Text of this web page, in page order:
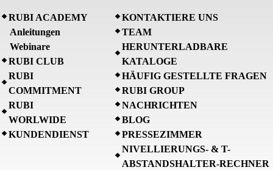
RUBI ACADEMY
Anleitungen
Webinare
RUBI CLUB
RUBI
COMMITMENT
RUBI
WORLWIDE
KUNDENDIENST
KONTAKTIERE UNS
TEAM
HERUNTERLADBARE
KATALOGE
HÄUFIG GESTELLTE FRAGEN
RUBI GROUP
NACHRICHTEN
BLOG
PRESSEZIMMER
NIVELLIERUNGS- & T-
ABSTANDSHALTER-RECHNER